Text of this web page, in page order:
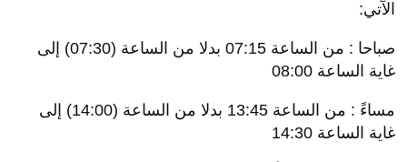
الآتي:
صباحا : من الساعة 07:15 بدلا من الساعة (07:30) إلى
غاية الساعة 08:00
مساءً : من الساعة 13:45 بدلا من الساعة (14:00) إلى
غاية الساعة 14:30